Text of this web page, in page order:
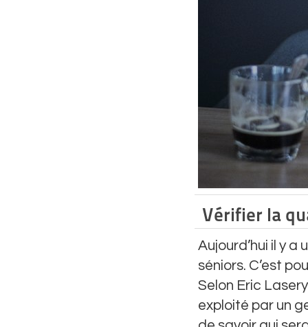
Vérifier la
Aujourd’hui il y
séniors. C’est
Selon Eric
exploité par un